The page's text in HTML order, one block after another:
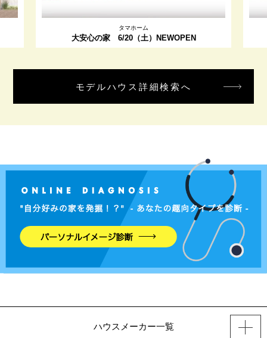
タマホーム
大安心の家 6/20（土）NEWOPEN
モデルハウス詳細検索へ
ハウスメーカー一覧